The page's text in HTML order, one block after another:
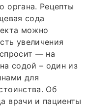
органа. Рецепты
сода
можно
увеличения
— на
содой – один из
для
Об
врачи и пациенты